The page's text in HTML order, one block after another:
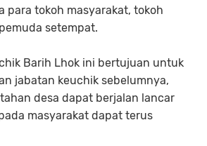
para tokoh masyarakat, tokoh
setempat.
Barih Lhok ini bertujuan untuk
jabatan keuchik sebelumnya,
desa dapat berjalan lancar
masyarakat dapat terus